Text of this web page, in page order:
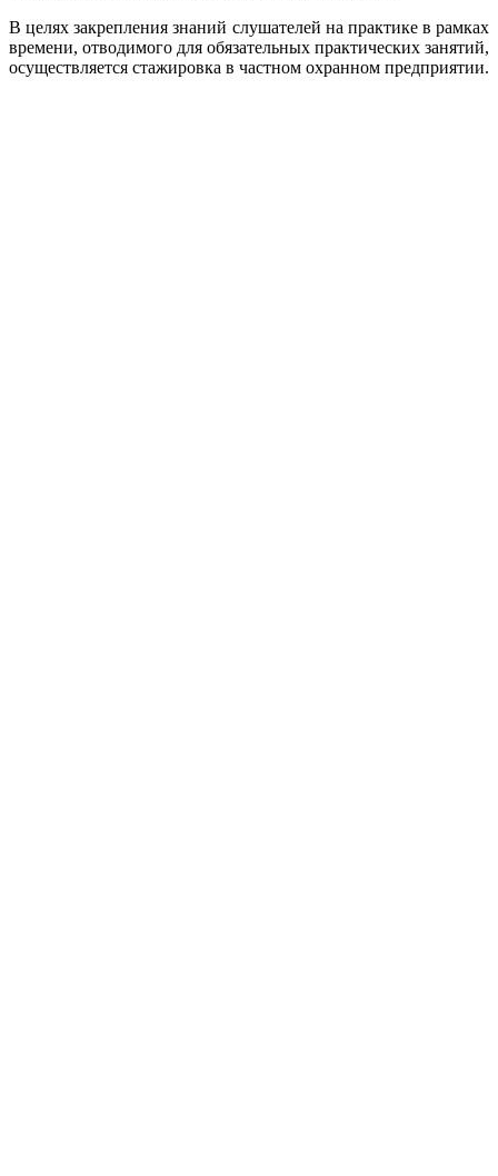
В целях закрепления знаний слушателей на практике в рамках
времени, отводимого для обязательных практических занятий,
осуществляется стажи­ровка в частном охранном предприятии.